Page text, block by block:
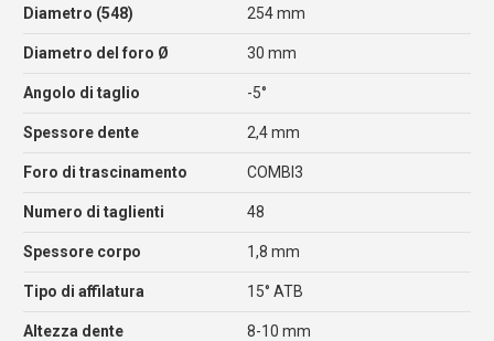
Diametro (548) 254 mm
Diametro del foro Ø 30 mm
Angolo di taglio -5°
Spessore dente 2,4 mm
Foro di trascinamento COMBI3
Numero di taglienti 48
Spessore corpo 1,8 mm
Tipo di affilatura 15° ATB
Altezza dente 8-10 mm